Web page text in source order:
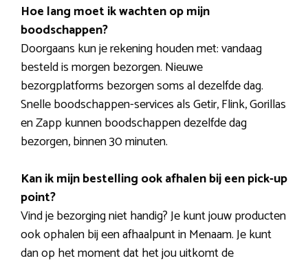
Hoe lang moet ik wachten op mijn
boodschappen?
Doorgaans kun je rekening houden met: vandaag
besteld is morgen bezorgen. Nieuwe
bezorgplatforms bezorgen soms al dezelfde dag.
Snelle boodschappen-services als Getir, Flink, Gorillas
en Zapp kunnen boodschappen dezelfde dag
bezorgen, binnen 30 minuten.
Kan ik mijn bestelling ook afhalen bij een pick-up
point?
Vind je bezorging niet handig? Je kunt jouw producten
ook ophalen bij een afhaalpunt in Menaam. Je kunt
dan op het moment dat het jou uitkomt de